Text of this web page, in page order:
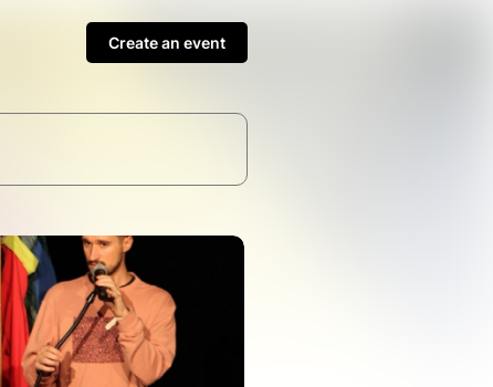
Create an event